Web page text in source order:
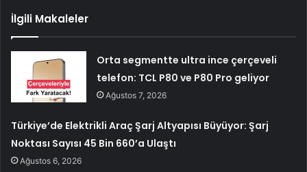
İlgili Makaleler
Orta segmentte ultra ince çerçeveli
telefon: TCL P80 ve P80 Pro geliyor
Ağustos 7, 2026
Türkiye’de Elektrikli Araç Şarj Altyapısı Büyüyor: Şarj
Noktası Sayısı 45 Bin 660’a Ulaştı
Ağustos 6, 2026